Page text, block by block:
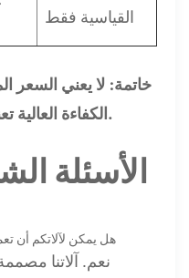
القياسية فقط
خاتمة: لا يعني السعر
الكفاءة العالية تعني عائدًا أسرع على الاستثمار.
الأسئلة
1. هل يمكن لآلاتكم
نعم. آلاتنا